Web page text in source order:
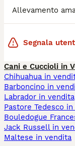
Allevamento
Segnala
Cani e Cuccioli in
Chihuahua in
Barboncino in
Labrador in vendita
Pastore Tedesco
Bouledogue
Jack Russell in
Maltese in vendita